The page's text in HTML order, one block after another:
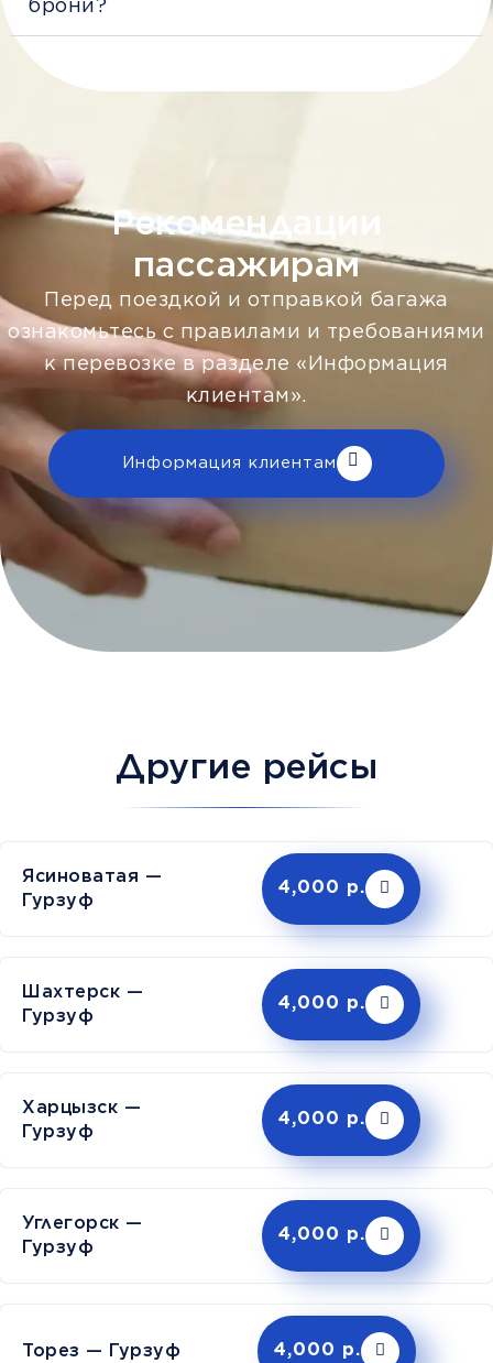
брони?
Рекомендации
пассажирам
Перед поездкой и отправкой багажа
ознакомьтесь с правилами и требованиями
к перевозке в разделе «Информация
клиентам».
Информация клиентам
Другие рейсы
Ясиноватая —
Гурзуф
4,000 р.
Шахтерск —
Гурзуф
4,000 р.
Харцызск —
Гурзуф
4,000 р.
Углегорск —
Гурзуф
4,000 р.
Торез — Гурзуф 4,000 р.